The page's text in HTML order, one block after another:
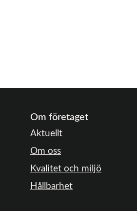
Om företaget
Aktuellt
Om oss
Kvalitet och miljö
Hållbarhet